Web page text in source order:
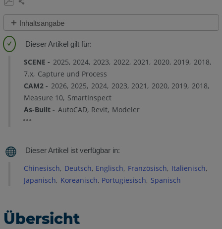
Als
PDF
speichern
Teilen
Inhaltsangabe
Schlüssel
übertragen
–
Netzwerk
Lizenzassistent
Lizenzmanager
–
FaroRUS-
(kein
Auswahl
des
SCENE 2025 2024 2023 2022 2021 2020 2019 2018
7.x Capture und Process
CAM2 2026 2025 2024 2023 2021 2020 2019 2018
Measure 10 SmartInspect
As-Built AutoCAD Revit Modeler
Chinesisch Deutsch Englisch Französisch Italienisch
Japanisch Koreanisch Portugiesisch Spanisch
Übersicht